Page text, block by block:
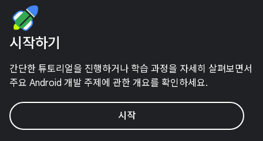
시작하기
간단한 튜토리얼을 진행하거나 학습 과정을 자세히 살펴보면서
주요 Android 개발 주제에 관한 개요를 확인하세요.
시작